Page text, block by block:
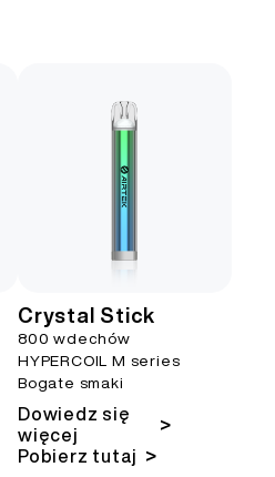
Crystal Stick
800 wdechów
HYPERCOIL M series
Bogate smaki
Dowiedz się
więcej
>
Pobierz tutaj >